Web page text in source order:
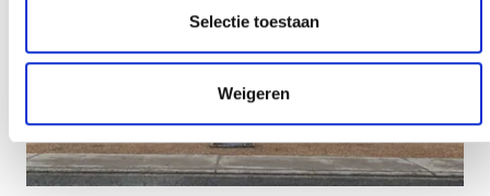
Selectie toestaan
Weigeren